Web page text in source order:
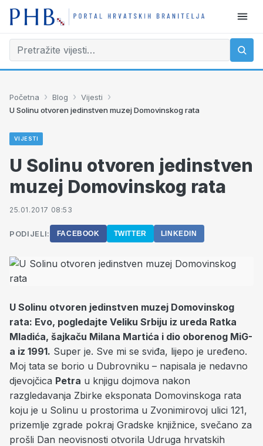
Početna › Blog › Vijesti ›
U Solinu otvoren jedinstven muzej Domovinskog rata
VIJESTI
U Solinu otvoren jedinstven
muzej Domovinskog rata
25.01.2017 08:53
PODIJELI: FACEBOOK TWITTER LINKEDIN
U Solinu otvoren jedinstven muzej Domovinskog
rata: Evo, pogledajte Veliku Srbiju iz ureda Ratka
Mladića, šajkaču Milana Martića i dio oborenog MiG-
a iz 1991. Super je. Sve mi se sviđa, lijepo je uređeno.
Moj tata se borio u Dubrovniku – napisala je nedavno
djevojčica Petra u knjigu dojmova nakon
razgledavanja Zbirke eksponata Domovinskoga rata
koju je u Solinu u prostorima u Zvonimirovoj ulici 121,
prizemlje zgrade pokraj Gradske knjižnice, svečano za
prošli Dan neovisnosti otvorila Udruga hrvatskih